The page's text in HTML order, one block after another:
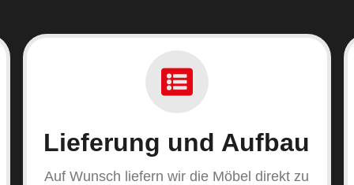
Profis am Werk
für alle,
Lieferung und Aufbau
Auf Wunsch liefern wir die Möbel direkt zu